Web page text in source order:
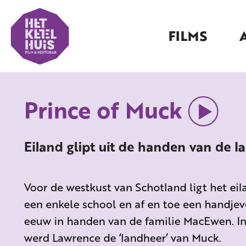
FILMS
Prince of Muck
Eiland glipt uit de handen van de
Voor de westkust van Schotland ligt het
een enkele school en af en toe een
eeuw in handen van de familie MacEwen.
werd Lawrence de ‘landheer’ van Muck.